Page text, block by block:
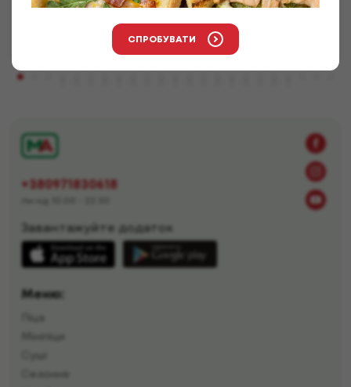
200грн /310г +6 грн бонусів
ЗАМОВИТИ
+380971830618
Завантажуйте додаток
Меню:
Піца
Сезонне
СПРОБУВАТИ